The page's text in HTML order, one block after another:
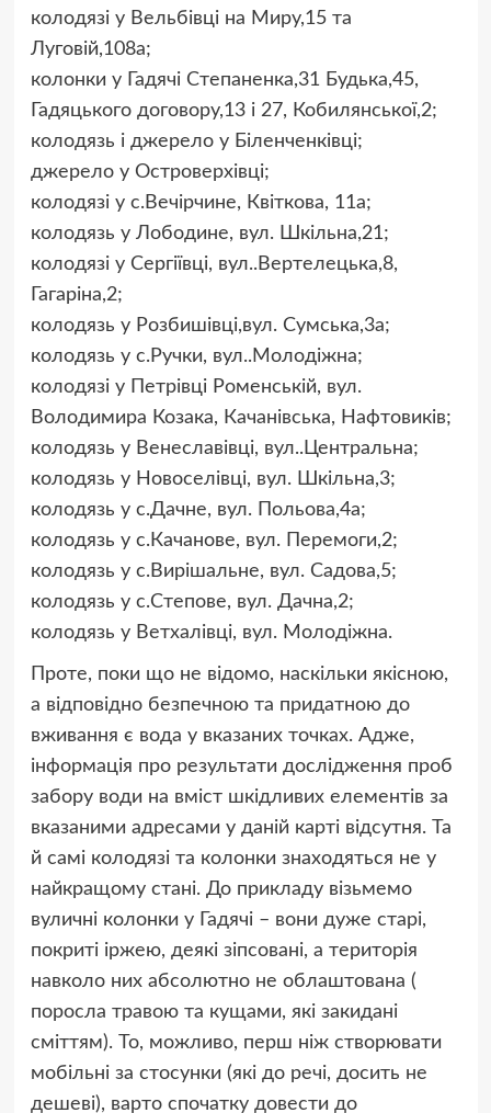
колодязі у Вельбівці на Миру,15 та
Луговій,108а;
колонки у Гадячі Степаненка,31 Будька,45,
Гадяцького договору,13 і 27, Кобилянської,2;
колодязь і джерело у Біленченківці;
джерело у Островерхівці;
колодязі у с.Вечірчине, Квіткова, 11а;
колодязь у Лободине, вул. Шкільна,21;
колодязі у Сергіївці, вул..Вертелецька,8,
Гагаріна,2;
колодязь у Розбишівці,вул. Сумська,3а;
колодязь у с.Ручки, вул..Молодіжна;
колодязі у Петрівці Роменській, вул.
Володимира Козака, Качанівська, Нафтовиків;
колодязь у Венеславівці, вул..Центральна;
колодязь у Новоселівці, вул. Шкільна,3;
колодязь у с.Дачне, вул. Польова,4а;
колодязь у с.Качанове, вул. Перемоги,2;
колодязь у с.Вирішальне, вул. Садова,5;
колодязь у с.Степове, вул. Дачна,2;
колодязь у Ветхалівці, вул. Молодіжна.
Проте, поки що не відомо, наскільки якісною,
а відповідно безпечною та придатною до
вживання є вода у вказаних точках. Адже,
інформація про результати дослідження проб
забору води на вміст шкідливих елементів за
вказаними адресами у даній карті відсутня. Та
й самі колодязі та колонки знаходяться не у
найкращому стані. До прикладу візьмемо
вуличні колонки у Гадячі – вони дуже старі,
покриті іржею, деякі зіпсовані, а територія
навколо них абсолютно не облаштована (
поросла травою та кущами, які закидані
сміттям). То, можливо, перш ніж створювати
мобільні за стосунки (які до речі, досить не
дешеві), варто спочатку довести до